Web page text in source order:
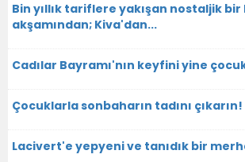
Bin yıllık tariflere yakışan nostaljik
akşamından; Kiva'dan...
Cadılar Bayramı'nın keyfini yine
Çocuklarla sonbaharın tadını çıkarın!
Lacivert'e yepyeni ve tanıdık bir